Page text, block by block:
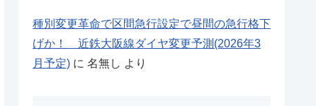
種別変更革命で区間急行設定で昼間の急行格下
げか！ 近鉄大阪線ダイヤ変更予測(2026年3
月予定) に 名無し より